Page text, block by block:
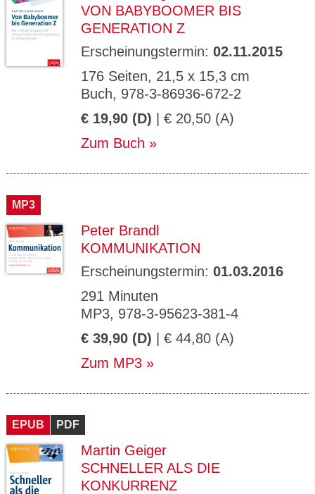
VON BABYBOOMER BIS
GENERATION Z
Erscheinungstermin: 02.11.2015
176 Seiten, 21,5 x 15,3 cm
Buch, 978-3-86936-672-2
€ 19,90 (D) | € 20,50 (A)
Zum Buch
MP3
Peter Brandl
KOMMUNIKATION
Erscheinungstermin: 01.03.2016
291 Minuten
MP3, 978-3-95623-381-4
€ 39,90 (D) | € 44,80 (A)
Zum MP3
EPUB PDF
Martin Geiger
SCHNELLER ALS DIE
KONKURRENZ